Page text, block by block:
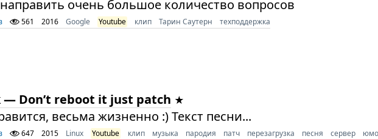
очень большое количество вопросов
561 2016 Google Youtube клип Тарин Саутерн техподдержка
— Don’t reboot it just patch
весьма жизненно :) Текст песни...
647 2015 Linux Youtube клип музыка пародия патч перезагрузка песня сервер